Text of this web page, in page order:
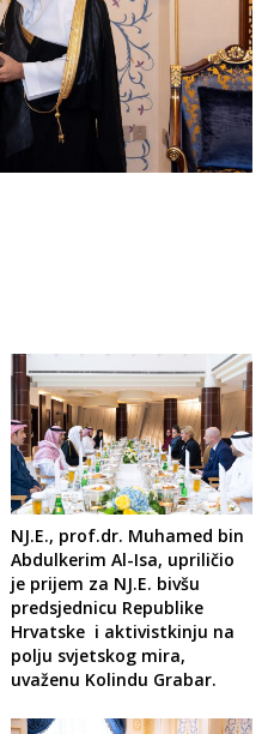
NJ.E., prof.dr. Muhamed bin
Abdulkerim Al-Isa, upriličio
je prijem za NJ.E. bivšu
predsjednicu Republike
Hrvatske i aktivistkinju na
polju svjetskog mira,
uvaženu Kolindu Grabar.